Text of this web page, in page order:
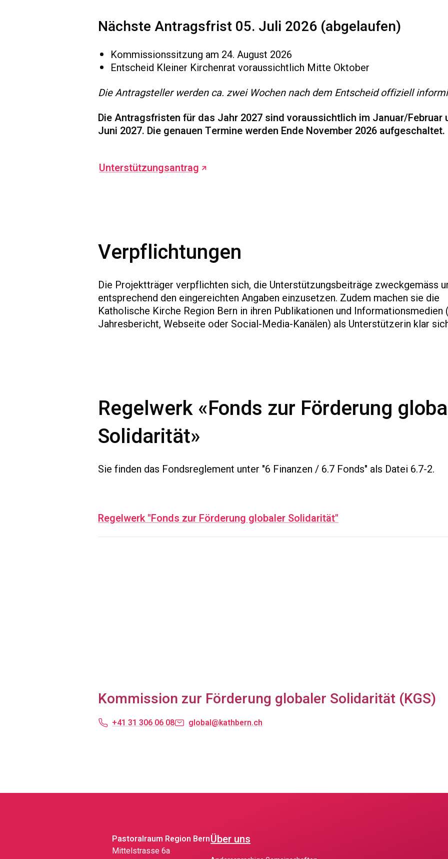
Nächste Antragsfrist 05. Juli 2026 (abgelaufen)
Kommissionssitzung am 24. August 2026
Entscheid Kleiner Kirchenrat voraussichtlich Mitte Oktober
Die Antragsteller werden ca. zwei Wochen nach dem Entscheid offiziell
Die Antragsfristen für das Jahr 2027 sind voraussichtlich im Januar/Februar
Juni 2027. Die genauen Termine werden Ende November 2026 aufgeschaltet.
Unterstützungsantrag
Verpflichtungen
Die Projektträger verpflichten sich, die Unterstützungsbeiträge zweckgemäss
entsprechend den eingereichten Angaben einzusetzen. Zudem machen sie die
Katholische Kirche Region Bern in ihren Publikationen und Informationsmedien
Jahresbericht, Webseite oder Social-Media-Kanälen) als Unterstützerin klar
Regelwerk «Fonds zur Förderung
Solidarität»
Sie finden das Fondsreglement unter "6 Finanzen / 6.7 Fonds" als Datei 6.7-2.
Regelwerk "Fonds zur Förderung globaler Solidarität"
Kommission zur Förderung globaler Solidarität (KGS)
+41 31 306 06 08 global@kathbern.ch
Pastoralraum Region Bern
Mittelstrasse 6a
Über uns